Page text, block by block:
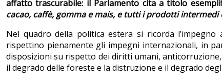
affatto trascurabile: il Parlamento cita a titolo
cacao, caffè, gomma e mais, e tutti i prodotti
Nel quadro della politica estera si ricorda
rispettino pienamente gli impegni internazionali, in
disposizioni su rispetto dei diritti umani,
il degrado delle foreste e la distruzione e il degrado